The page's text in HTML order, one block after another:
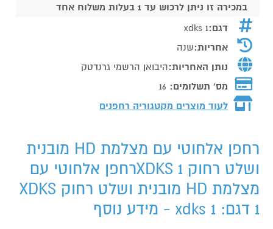
במכירה זו ניתן לרכוש עד 1 בעלות משלוח אחד
דגם:xdks 1
אחריות:שנה
נותן האחריות:היבואן הרשמי גרנדטק
מס' תשלומים: 16
לעוד מוצרים מקטגוריה רחפנים
רחפן אלחוטי עם מצלמת HD מובנית
ושלט רחוק XDKS 1רחפן אלחוטי עם
מצלמת HD מובנית ושלט רחוק XDKS
1 דגם: xdks 1 - מידע נוסף